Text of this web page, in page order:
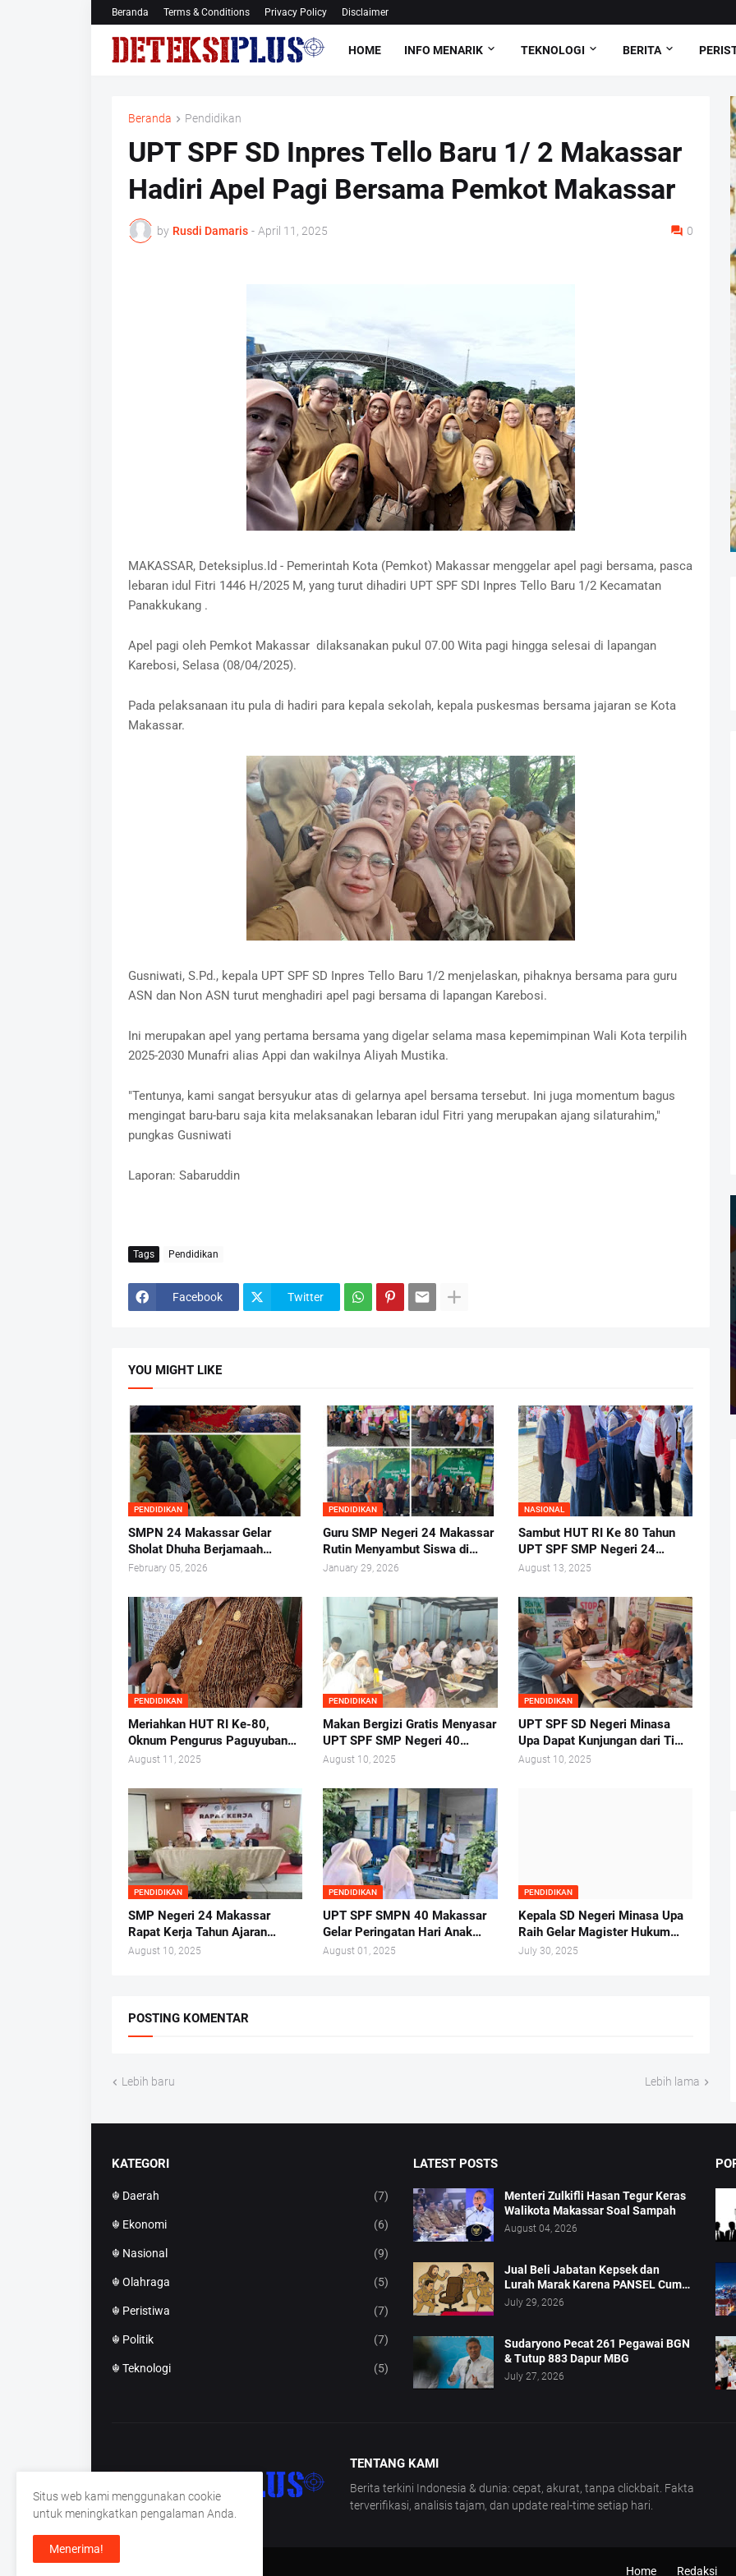
Beranda Terms & Conditions Privacy Policy Disclaimer
HOME INFO MENARIK TEKNOLOGI BERITA
Beranda Pendidikan
UPT SPF SD Inpres Tello Baru 1/ 2 Makassar
Hadiri Apel Pagi Bersama Pemkot Makassar
by Rusdi Damaris - April 11, 2025 0
MAKASSAR, Deteksiplus.Id - Pemerintah Kota (Pemkot) Makassar menggelar apel pagi bersama, pasca
lebaran idul Fitri 1446 H/2025 M, yang turut dihadiri UPT SPF SDI Inpres Tello Baru 1/2 Kecamatan
Panakkukang .
Apel pagi oleh Pemkot Makassar dilaksanakan pukul 07.00 Wita pagi hingga selesai di lapangan
Karebosi, Selasa (08/04/2025).
Pada pelaksanaan itu pula di hadiri para kepala sekolah, kepala puskesmas bersama jajaran se Kota
Makassar.
Gusniwati, S.Pd., kepala UPT SPF SD Inpres Tello Baru 1/2 menjelaskan, pihaknya bersama para guru
ASN dan Non ASN turut menghadiri apel pagi bersama di lapangan Karebosi.
Ini merupakan apel yang pertama bersama yang digelar selama masa kepemimpinan Wali Kota terpilih
2025-2030 Munafri alias Appi dan wakilnya Aliyah Mustika.
"Tentunya, kami sangat bersyukur atas di gelarnya apel bersama tersebut. Ini juga momentum bagus
mengingat baru-baru saja kita melaksanakan lebaran idul Fitri yang merupakan ajang silaturahim,"
pungkas Gusniwati
Laporan: Sabaruddin
Tags Pendidikan
Facebook Twitter
YOU MIGHT LIKE
PENDIDIKAN
SMPN 24 Makassar Gelar
Sholat Dhuha Berjamaah
Sebelum Kegiatan Belajar
February 05, 2026
PENDIDIKAN
Guru SMP Negeri 24 Makassar
Rutin Menyambut Siswa di
Gerbang
January 29, 2026
NASIONAL
Sambut HUT RI Ke 80 Tahun
UPT SPF SMP Negeri 24
Makassar Gelar Pelantikan
2026.
August 13, 2025
PENDIDIKAN
Meriahkan HUT RI Ke-80,
Oknum Pengurus Paguyuban
SDN Labuang Baji 2 Pungut
August 11, 2025
PENDIDIKAN
Makan Bergizi Gratis Menyasar
UPT SPF SMP Negeri 40
Makassar
August 10, 2025
PENDIDIKAN
UPT SPF SD Negeri Minasa
Upa Dapat Kunjungan dari Tim
Lembaga Administrasi Negara
August 10, 2025
PENDIDIKAN
SMP Negeri 24 Makassar
Rapat Kerja Tahun Ajaran
2025/2026 di Hotel Whiz
August 10, 2025
PENDIDIKAN
UPT SPF SMPN 40 Makassar
Gelar Peringatan Hari Anak
Nasional Tahun 2025
August 01, 2025
PENDIDIKAN
Kepala SD Negeri Minasa Upa
Raih Gelar Magister Hukum
Tepat di Hari Anak Nasional
July 30, 2025
POSTING KOMENTAR
Lebih baru Lebih lama
KATEGORI
☬ Daerah (7)
☬ Ekonomi (6)
☬ Nasional (9)
☬ Olahraga (5)
☬ Peristiwa (7)
☬ Politik (7)
☬ Teknologi (5)
LATEST POSTS
Menteri Zulkifli Hasan Tegur Keras
Walikota Makassar Soal Sampah
August 04, 2026
Jual Beli Jabatan Kepsek dan
Lurah Marak Karena PANSEL Cuma
Pajangan
July 29, 2026
Sudaryono Pecat 261 Pegawai BGN
& Tutup 883 Dapur MBG
July 27, 2026
TENTANG KAMI
Berita terkini Indonesia & dunia: cepat, akurat, tanpa clickbait. Fakta
terverifikasi, analisis tajam, dan update real-time setiap hari.
Home Redaksi
Situs web kami menggunakan cookie
untuk meningkatkan pengalaman Anda.
Menerima!